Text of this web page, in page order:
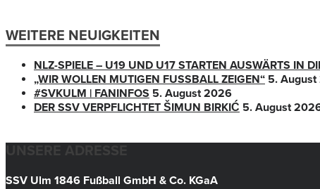
WEITERE NEUIGKEITEN
NLZ-SPIELE – U19 UND U17 STARTEN AUSWÄRTS IN
„WIR WOLLEN MUTIGEN FUSSBALL ZEIGEN“
5.
#SVKULM | FANINFOS 5. August 2026
DER SSV VERPFLICHTET ŠIMUN BIRKIĆ 5. August
UNSERE ADRESSE
SSV Ulm 1846 Fußball GmbH & Co. KGaA